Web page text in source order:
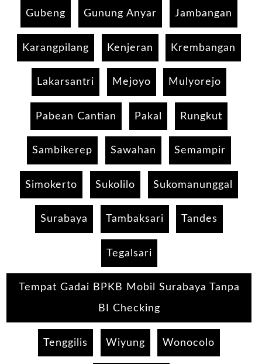
Gubeng Gunung Anyar Jambangan
Karangpilang Kenjeran Krembangan
Lakarsantri Mejoyo Mulyorejo
Pabean Cantian Pakal Rungkut
Sambikerep Sawahan Semampir
Simokerto Sukolilo Sukomanunggal
Surabaya Tambaksari Tandes
Tegalsari
Tempat Gadai BPKB Mobil Surabaya Tanpa
BI Checking
Tenggilis Wiyung Wonocolo